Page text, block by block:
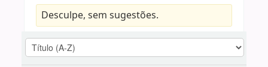
Desculpe, sem sugestões.